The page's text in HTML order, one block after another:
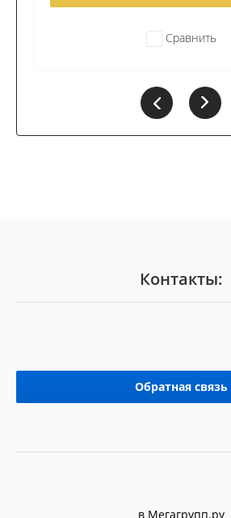
Сравнить
Контакты:
Обратная связь
в Мегагрупп.ру